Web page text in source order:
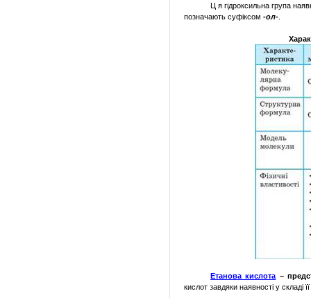
Ц ягідроксильна група
позначають суфіксом -ол-
Етанова кислота –
кислотзавдяки наявності ускладі